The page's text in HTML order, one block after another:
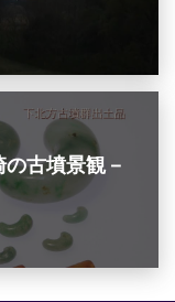
古墳景観－